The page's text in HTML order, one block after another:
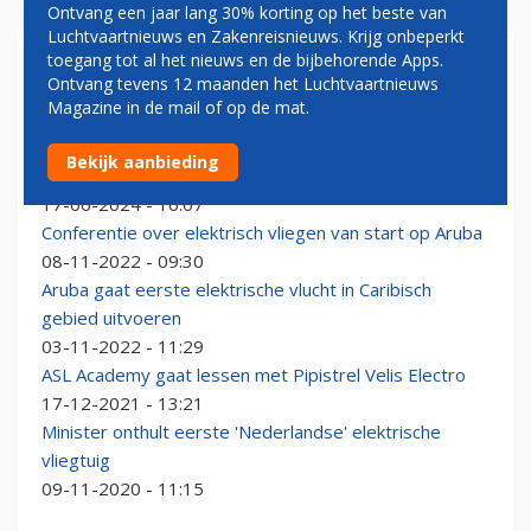
PIPISTREL VELIS ELECTRO
Proefvluchten met elektrisch toestel tussen
Maastricht, Luik en Aken: liefhebbers kunnen mee
17-06-2024 - 16:07
Conferentie over elektrisch vliegen van start op Aruba
08-11-2022 - 09:30
Aruba gaat eerste elektrische vlucht in Caribisch
gebied uitvoeren
03-11-2022 - 11:29
ASL Academy gaat lessen met Pipistrel Velis Electro
17-12-2021 - 13:21
Minister onthult eerste 'Nederlandse' elektrische
vliegtuig
09-11-2020 - 11:15
Ontvang een jaar lang 30% korting op het beste van
Luchtvaartnieuws en Zakenreisnieuws. Krijg onbeperkt
toegang tot al het nieuws en de bijbehorende Apps.
Ontvang tevens 12 maanden het Luchtvaartnieuws
Magazine in de mail of op de mat.
Bekijk aanbieding